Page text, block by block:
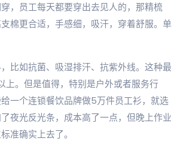
，员工每天都要穿出去见人的，那精梳
棉更合适，手感细，吸汗，穿着舒服。单
比如抗菌、吸湿排汗、抗紫外线。这种最
上。但是值得，特别是户外或者服务行
一个连锁餐饮品牌做5万件员工衫，就选
夜光反光条，成本高了一点，但晚上作业
准确实上去了。